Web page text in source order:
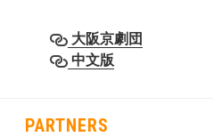
大阪京劇団
中文版
PARTNERS